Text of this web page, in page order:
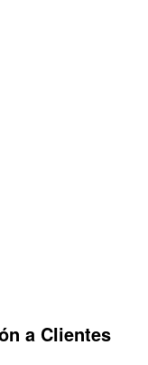
a Clientes